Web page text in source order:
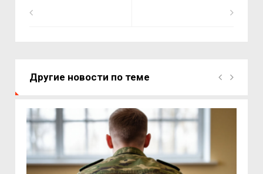
Другие новости по теме